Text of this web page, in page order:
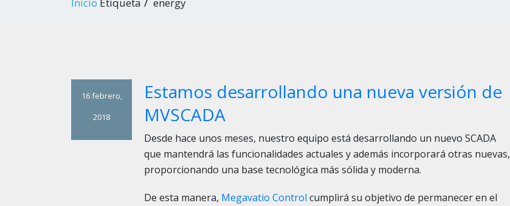
16 febrero,
2018
Estamos desarrollando una nueva versión de
MVSCADA
Desde hace unos meses, nuestro equipo está desarrollando un nuevo SCADA
que mantendrá las funcionalidades actuales y además incorporará otras nuevas,
proporcionando una base tecnológica más sólida y moderna.
De esta manera, Megavatio Control cumplirá su objetivo de permanecer en el